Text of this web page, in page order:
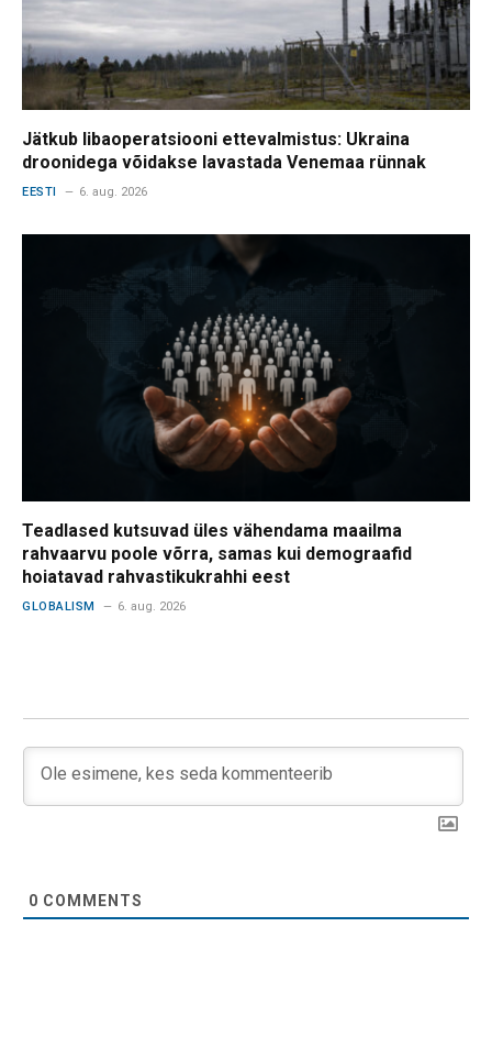
Jätkub libaoperatsiooni ettevalmistus: Ukraina
droonidega võidakse lavastada Venemaa rünnak
EESTI 6. aug. 2026
Teadlased kutsuvad üles vähendama maailma
rahvaarvu poole võrra, samas kui demograafid
hoiatavad rahvastikukrahhi eest
GLOBALISM 6. aug. 2026
0 COMMENTS